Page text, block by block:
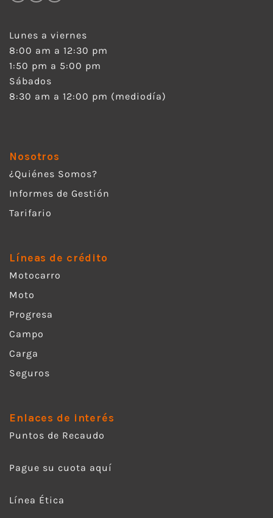
Lunes a viernes
8:00 am a 12:30 pm
1:50 pm a 5:00 pm
Sábados
8:30 am a 12:00 pm (mediodía)
Nosotros
¿Quiénes Somos?
Informes de Gestión
Tarifario
Líneas de crédito
Motocarro
Moto
Progresa
Campo
Carga
Seguros
Enlaces de interés
Puntos de Recaudo
Pague su cuota aquí
Línea Ética